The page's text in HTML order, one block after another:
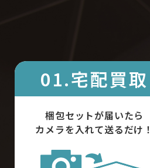
01.宅配買取
梱包セットが届いたら
カメラを入れて送るだけ！